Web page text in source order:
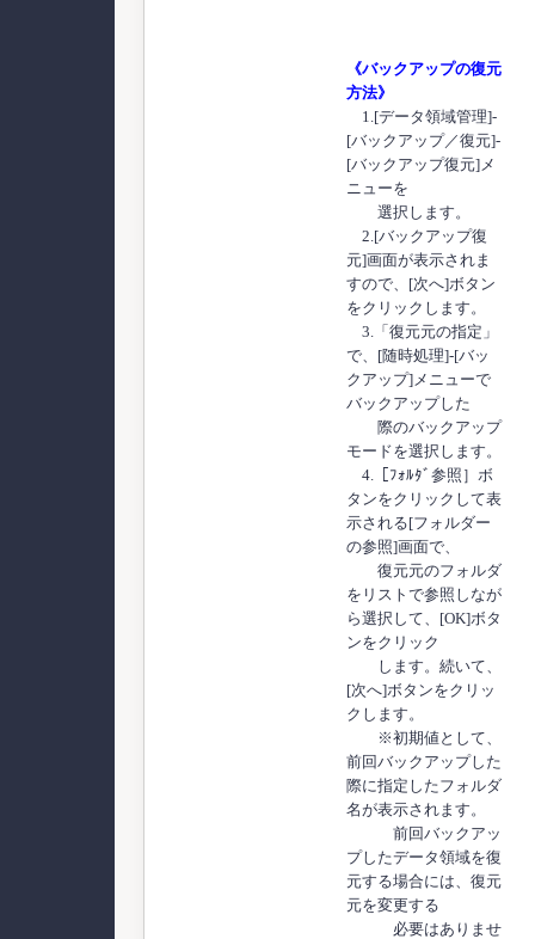
《バックアップの復元
方法》
1.[データ領域管理]-
[バックアップ／復元]-
[バックアップ復元]メ
ニューを
選択します。
2.[バックアップ復
元]画面が表示されま
すので、[次へ]ボタン
をクリックします。
3.「復元元の指定」
で、[随時処理]-[バッ
クアップ]メニューで
バックアップした
際のバックアップ
モードを選択します。
4.［ﾌｫﾙﾀﾞ参照］ボ
タンをクリックして表
示される[フォルダー
の参照]画面で、
復元元のフォルダ
をリストで参照しなが
ら選択して、[OK]ボタ
ンをクリック
します。続いて、
[次へ]ボタンをクリッ
クします。
※初期値として、
前回バックアップした
際に指定したフォルダ
名が表示されます。
前回バックアッ
プしたデータ領域を復
元する場合には、復元
元を変更する
必要はありませ